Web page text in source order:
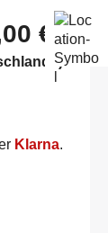
€*
Klarna.